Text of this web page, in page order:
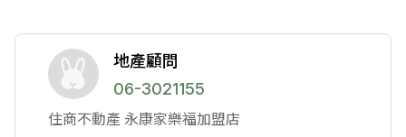
地產顧問
06-3021155
住商不動產 永康家樂福加盟店